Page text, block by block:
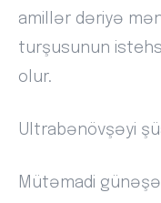
amillər dəriyə
turşusunun
olur.
Ultrabənövşəyi
Mütəmadi